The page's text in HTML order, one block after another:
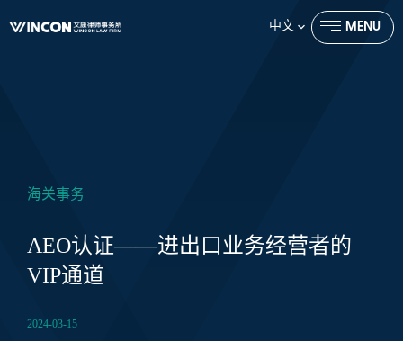
中文
MENU
CLOSE
海关事务
AEO认证——进出口业务经营者的
VIP通道
2024-03-15